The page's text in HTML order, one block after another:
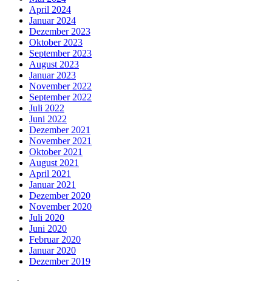
April 2024
Januar 2024
Dezember 2023
Oktober 2023
September 2023
August 2023
Januar 2023
November 2022
September 2022
Juli 2022
Juni 2022
Dezember 2021
November 2021
Oktober 2021
August 2021
April 2021
Januar 2021
Dezember 2020
November 2020
Juli 2020
Juni 2020
Februar 2020
Januar 2020
Dezember 2019